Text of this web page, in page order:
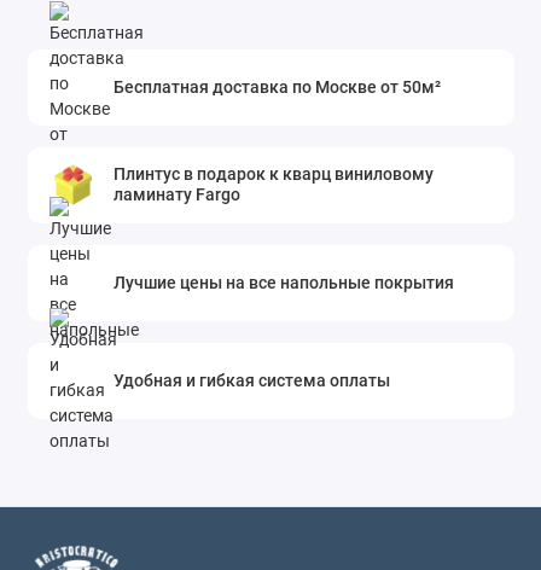
Бесплатная доставка по Москве от 50м²
Плинтус в подарок к кварц виниловому
ламинату Fargo
Лучшие цены на все напольные покрытия
Удобная и гибкая система оплаты